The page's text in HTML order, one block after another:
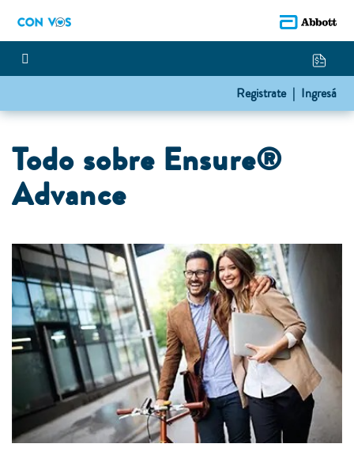
Registrate | Ingresá
Todo sobre Ensure®
Advance